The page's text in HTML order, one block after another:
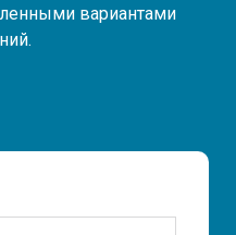
вариантами